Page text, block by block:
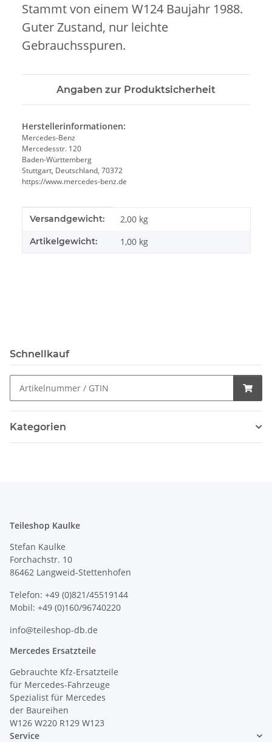
Stammt von einem W124 Baujahr 1988.
Guter Zustand, nur leichte
Gebrauchsspuren.
Angaben zur Produktsicherheit
Herstellerinformationen:
Mercedes-Benz
Mercedesstr. 120
Baden-Württemberg
Stuttgart, Deutschland, 70372
https://www.mercedes-benz.de
Produkteigenschaft
Wert
Versandgewicht: 2,00 kg
Artikelgewicht: 1,00 kg
Schnellkauf
Kategorien
Teileshop Kaulke
Stefan Kaulke
Forchachstr. 10
86462 Langweid-Stettenhofen
Telefon: +49 (0)821/45519144
Mobil: +49 (0)160/96740220
info@teileshop-db.de
Mercedes Ersatzteile
Gebrauchte Kfz-Ersatzteile
für Mercedes-Fahrzeuge
Spezialist für Mercedes
der Baureihen
W126 W220 R129 W123
Service